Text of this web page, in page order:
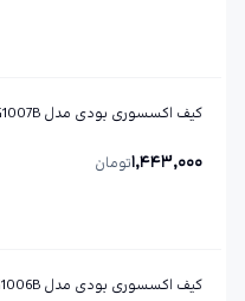
کیف اکسسوری بودی مدل BG1007B
1,443,000تومان
کیف اکسسوری بودی مدل BG1006B